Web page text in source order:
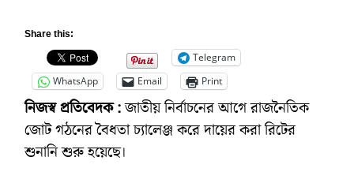
Share this:
Telegram
WhatsApp
Email Print
নিজস্ব প্রতিবেদক :জাতীয় নির্বাচনের আগে রাজনৈতিক
জোট গঠনের বৈধতা চ্যালেঞ্জ করে দায়ের করা রিটের
শুনানি শুরু হয়েছে।